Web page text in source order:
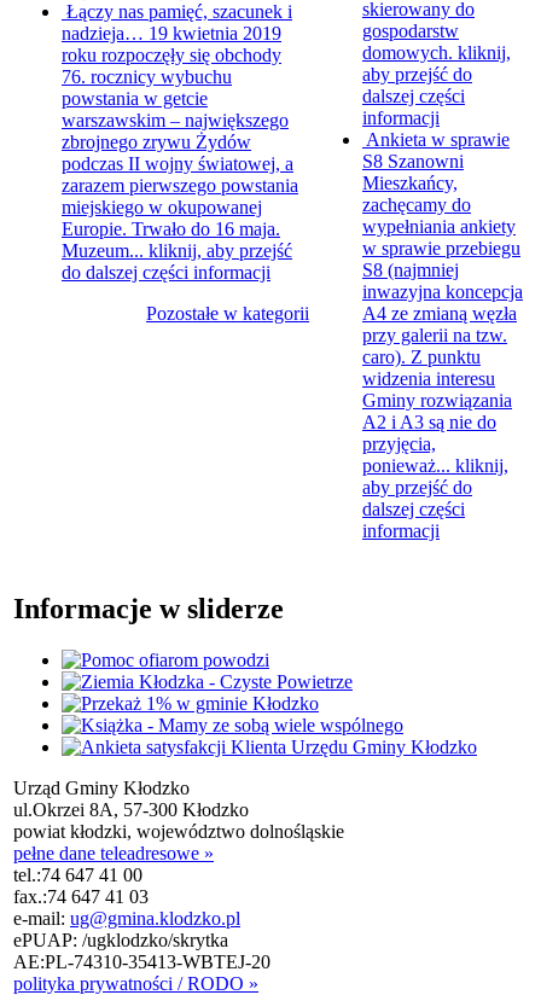
Łączy nas pamięć, szacunek i
nadzieja… 19 kwietnia 2019
roku rozpoczęły się obchody
76. rocznicy wybuchu
powstania w getcie
warszawskim – największego
zbrojnego zrywu Żydów
podczas II wojny światowej, a
zarazem pierwszego powstania
miejskiego w okupowanej
Europie. Trwało do 16 maja.
Muzeum... kliknij, aby przejść
do dalszej części informacji
Pozostałe w kategorii
skierowany do
gospodarstw
domowych. kliknij,
aby przejść do
dalszej części
informacji
Ankieta w sprawie
S8 Szanowni
Mieszkańcy,
zachęcamy do
wypełniania ankiety
w sprawie przebiegu
S8 (najmniej
inwazyjna koncepcja
A4 ze zmianą węzła
przy galerii na tzw.
caro). Z punktu
widzenia interesu
Gminy rozwiązania
A2 i A3 są nie do
przyjęcia,
ponieważ... kliknij,
aby przejść do
dalszej części
informacji
Informacje w sliderze
Urząd Gminy Kłodzko
ul.Okrzei 8A, 57-300 Kłodzko
powiat kłodzki, województwo dolnośląskie
pełne dane teleadresowe »
tel.:74 647 41 00
fax.:74 647 41 03
e-mail: ug@gmina.klodzko.pl
ePUAP: /ugklodzko/skrytka
AE:PL-74310-35413-WBTEJ-20
polityka prywatności / RODO »